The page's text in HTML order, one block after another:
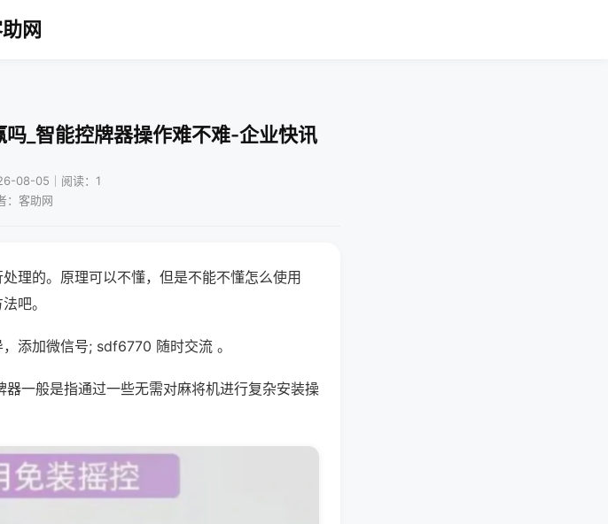
网
_智能控牌器操作难不难-企业快讯
08-05｜阅读：1
：客助网
理的。原理可以不懂，但是不能不懂怎么使用
吧。
添加微信号; sdf6770 随时交流 。
一般是指通过一些无需对麻将机进行复杂安装操